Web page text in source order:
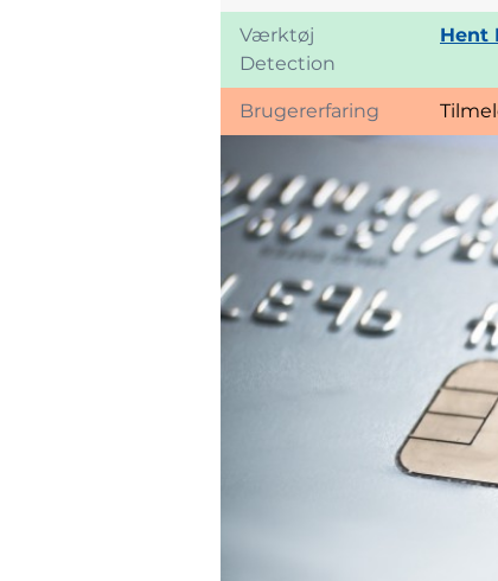
Værktøj
Detection
Hent
Brugererfaring